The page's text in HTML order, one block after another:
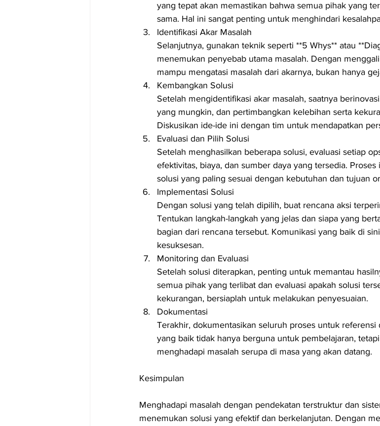
yang tepat akan memastikan bahwa semua pihak yang
sama. Hal ini sangat penting untuk menghindari
Identifikasi Akar Masalah
Selanjutnya, gunakan teknik seperti **5 Whys** atau
menemukan penyebab utama masalah. Dengan
mampu mengatasi masalah dari akarnya, bukan hanya
Kembangkan Solusi
Setelah mengidentifikasi akar masalah, saatnya
yang mungkin, dan pertimbangkan kelebihan serta
Diskusikan ide-ide ini dengan tim untuk mendapatkan
Evaluasi dan Pilih Solusi
Setelah menghasilkan beberapa solusi, evaluasi setiap
efektivitas, biaya, dan sumber daya yang tersedia.
solusi yang paling sesuai dengan kebutuhan dan tujuan
Implementasi Solusi
Dengan solusi yang telah dipilih, buat rencana aksi
Tentukan langkah-langkah yang jelas dan siapa yang
bagian dari rencana tersebut. Komunikasi yang baik di
kesuksesan.
Monitoring dan Evaluasi
Setelah solusi diterapkan, penting untuk memantau
semua pihak yang terlibat dan evaluasi apakah solusi
kekurangan, bersiaplah untuk melakukan penyesuaian.
Dokumentasi
Terakhir, dokumentasikan seluruh proses untuk referensi
yang baik tidak hanya berguna untuk pembelajaran,
menghadapi masalah serupa di masa yang akan datang.
Kesimpulan
Menghadapi masalah dengan pendekatan terstruktur dan
menemukan solusi yang efektif dan berkelanjutan. Dengan